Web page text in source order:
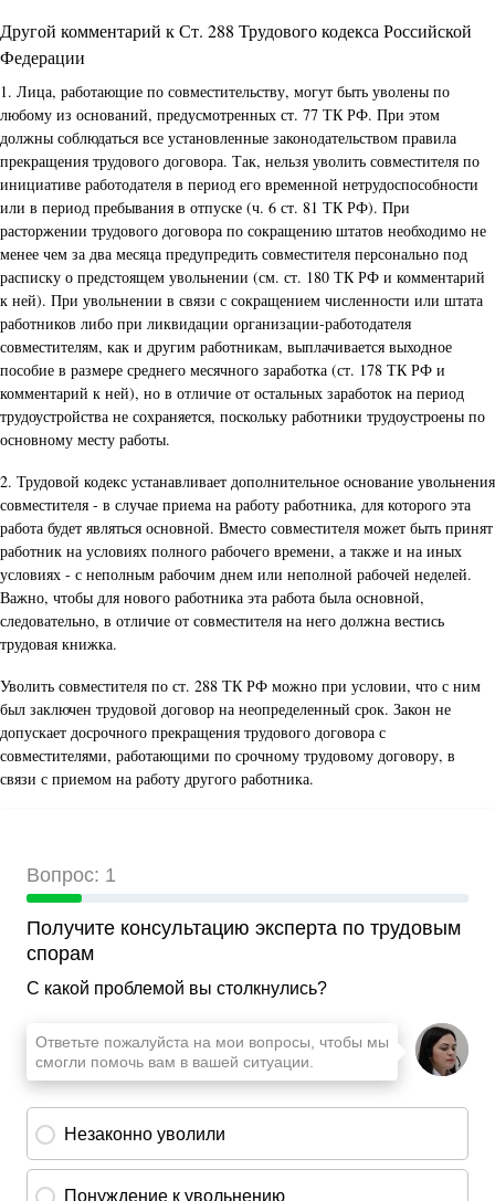
Другой комментарий к Ст. 288 Трудового кодекса Российской
Федерации
1. Лица, работающие по совместительству, могут быть уволены по
любому из оснований, предусмотренных ст. 77 ТК РФ. При этом
должны соблюдаться все установленные законодательством правила
прекращения трудового договора. Так, нельзя уволить совместителя по
инициативе работодателя в период его временной нетрудоспособности
или в период пребывания в отпуске (ч. 6 ст. 81 ТК РФ). При
расторжении трудового договора по сокращению штатов необходимо не
менее чем за два месяца предупредить совместителя персонально под
расписку о предстоящем увольнении (см. ст. 180 ТК РФ и комментарий
к ней). При увольнении в связи с сокращением численности или штата
работников либо при ликвидации организации-работодателя
совместителям, как и другим работникам, выплачивается выходное
пособие в размере среднего месячного заработка (ст. 178 ТК РФ и
комментарий к ней), но в отличие от остальных заработок на период
трудоустройства не сохраняется, поскольку работники трудоустроены по
основному месту работы.
2. Трудовой кодекс устанавливает дополнительное основание увольнения
совместителя - в случае приема на работу работника, для которого эта
работа будет являться основной. Вместо совместителя может быть принят
работник на условиях полного рабочего времени, а также и на иных
условиях - с неполным рабочим днем или неполной рабочей неделей.
Важно, чтобы для нового работника эта работа была основной,
следовательно, в отличие от совместителя на него должна вестись
трудовая книжка.
Уволить совместителя по ст. 288 ТК РФ можно при условии, что с ним
был заключен трудовой договор на неопределенный срок. Закон не
допускает досрочного прекращения трудового договора с
совместителями, работающими по срочному трудовому договору, в
связи с приемом на работу другого работника.